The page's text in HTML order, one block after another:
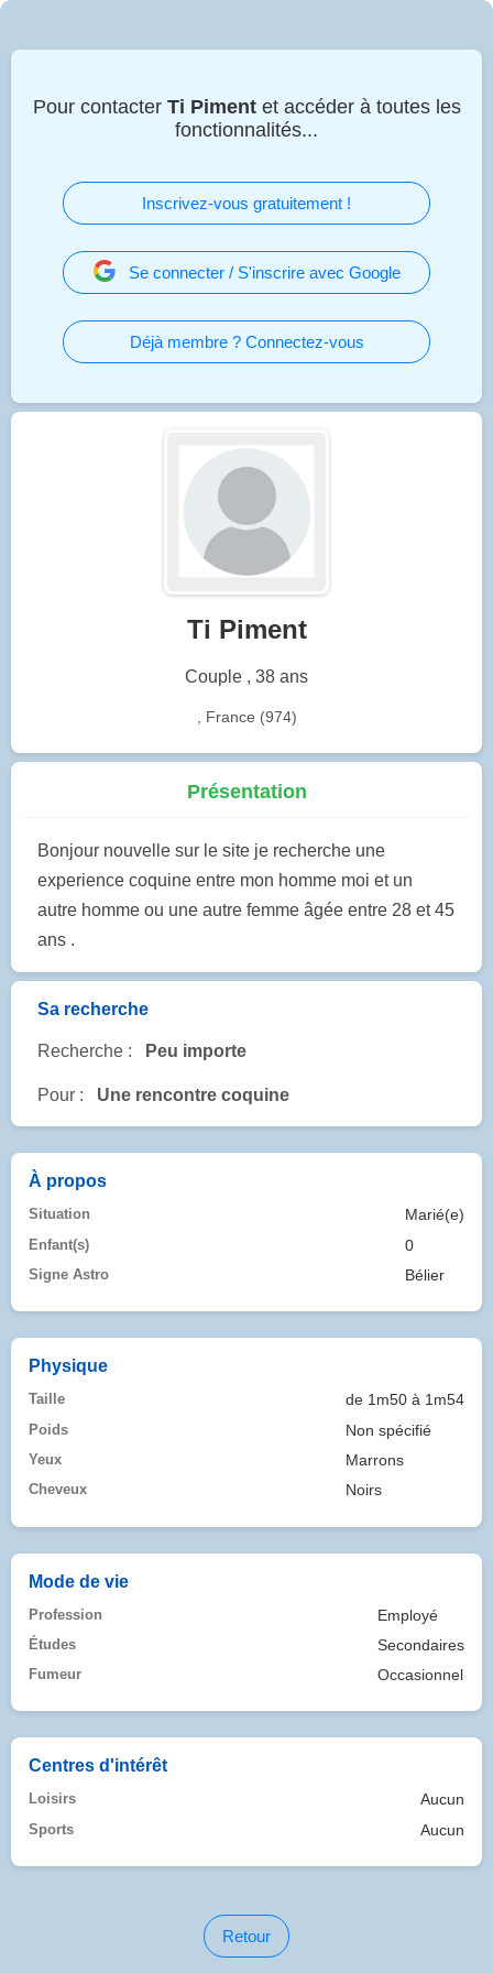
Pour contacter Ti Pimentet accéder à toutes les
fonctionnalités...
Inscrivez-vous gratuitement !
Se connecter / S'inscrire avec Google
Déjà membre ? Connectez-vous
Ti Piment
Couple , 38 ans
, France (974)
Présentation
Bonjour nouvelle sur le site je recherche une
experience coquine entre mon homme moi et un
autre homme ou une autre femme âgée entre 28 et 45
ans .
Sa recherche
Recherche : Peu importe
Pour : Une rencontre coquine
À propos
Situation Marié(e)
Enfant(s) 0
Signe Astro Bélier
Physique
Taille de 1m50 à 1m54
Poids Non spécifié
Yeux Marrons
Cheveux Noirs
Mode de vie
Profession Employé
Études Secondaires
Fumeur Occasionnel
Centres d'intérêt
Loisirs Aucun
Sports Aucun
Retour